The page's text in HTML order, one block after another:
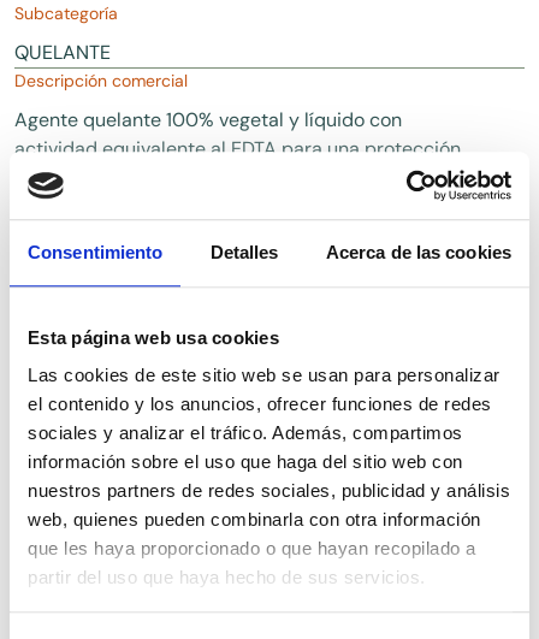
Consentimiento Detalles Acerca de las cookies
Esta página web usa cookies
Las cookies de este sitio web se usan para personalizar
el contenido y los anuncios, ofrecer funciones de redes
sociales y analizar el tráfico. Además, compartimos
información sobre el uso que haga del sitio web con
nuestros partners de redes sociales, publicidad y análisis
web, quienes pueden combinarla con otra información
que les haya proporcionado o que hayan recopilado a
partir del uso que haya hecho de sus servicios.
Subcategoría
QUELANTE
Descripción comercial
Agente quelante 100% vegetal y líquido con
actividad equivalente al EDTA para una protección
multifuncional de nuestra fórmula. También
actividad antioxidante y reductor del sebo, test
canela (Cinnamon) y del árbol Hinoki de Taiwan
(Thujopsis dolabrata), muy conocido en la zona por
el cuidado de la piel. Apto para productos
veganos. Dosis de uso hasta 0,025%
25KG
Ingredientes relacionados